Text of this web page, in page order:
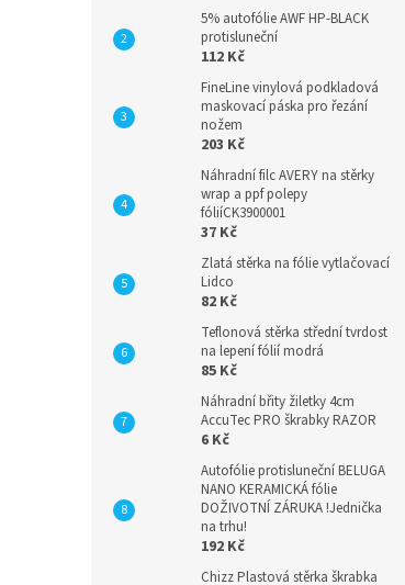
5% autofólie AWF HP-BLACK
protisluneční
112 Kč
FineLine vinylová podkladová
maskovací páska pro řezání
nožem
203 Kč
Náhradní filc AVERY na stěrky
wrap a ppf polepy
fóliíCK3900001
37 Kč
Zlatá stěrka na fólie vytlačovací
Lidco
82 Kč
Teflonová stěrka střední tvrdost
na lepení fólií modrá
85 Kč
Náhradní břity žiletky 4cm
AccuTec PRO škrabky RAZOR
6 Kč
Autofólie protisluneční BELUGA
NANO KERAMICKÁ fólie
DOŽIVOTNÍ ZÁRUKA !Jednička
na trhu!
192 Kč
Chizz Plastová stěrka škrabka